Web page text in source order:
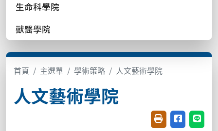
生命科學院
獸醫學院
首頁 主選單 學術策略 人文藝術學院
人文藝術學院
友善列印(開新視
分享至臉書
分享